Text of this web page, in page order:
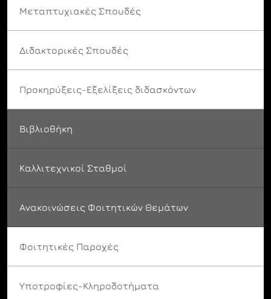
Μεταπτυχιακές Σπουδές
Διδακτορικές Σπουδές
Προκηρύξεις-Εξελίξεις διδασκόντων
Βιβλιοθήκη
Καλλιτεχνικοί Σταθμοί
Ανακοινώσεις Φοιτητικών Θεμάτων
Φοιτητικές Παροχές
Υποτροφίες-Κληροδοτήματα